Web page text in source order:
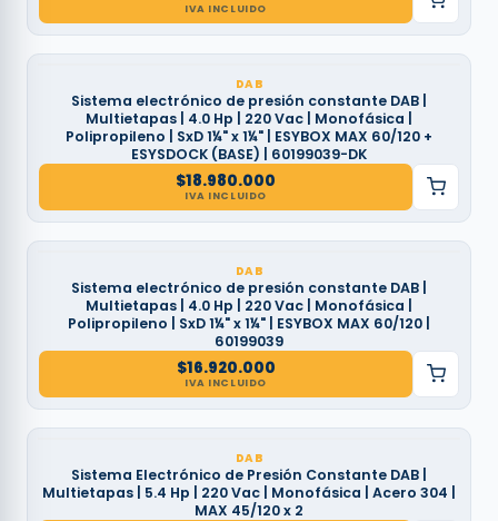
IVA INCLUIDO
DAB
Sistema electrónico de presión constante DAB |
Multietapas | 4.0 Hp | 220 Vac | Monofásica |
Polipropileno | SxD 1¼" x 1¼" | ESYBOX MAX 60/120 +
ESYSDOCK (BASE) | 60199039-DK
$18.980.000
IVA INCLUIDO
DAB
Sistema electrónico de presión constante DAB |
Multietapas | 4.0 Hp | 220 Vac | Monofásica |
Polipropileno | SxD 1¼" x 1¼" | ESYBOX MAX 60/120 |
60199039
$16.920.000
IVA INCLUIDO
DAB
Sistema Electrónico de Presión Constante DAB |
Multietapas | 5.4 Hp | 220 Vac | Monofásica | Acero 304 |
MAX 45/120 x 2